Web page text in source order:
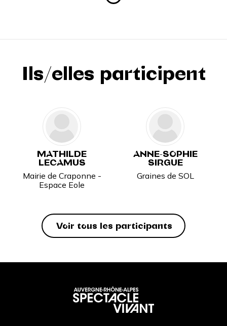
Ils/elles participent
MATHILDE
LECAMUS
Mairie de Craponne -
Espace Eole
ANNE-SOPHIE
SIRGUE
Graines de SOL
Voir tous les participants